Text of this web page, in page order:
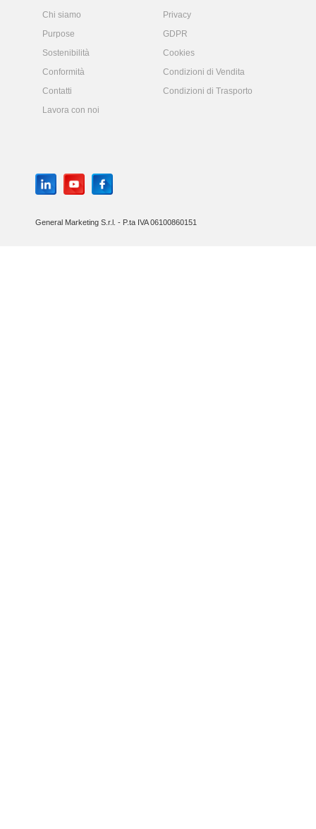
Chi siamo
Privacy
Purpose
GDPR
Sostenibilità
Cookies
Conformità
Condizioni di Vendita
Contatti
Condizioni di Trasporto
Lavora con noi
General Marketing S.r.l. - P.ta IVA 06100860151